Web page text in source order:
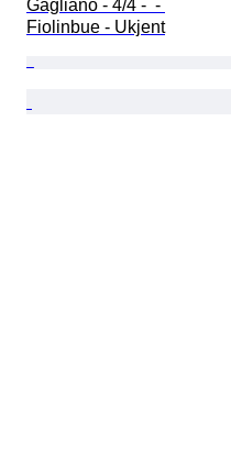
Gagliano - 4/4 -  -
Fiolinbue - Ukjent